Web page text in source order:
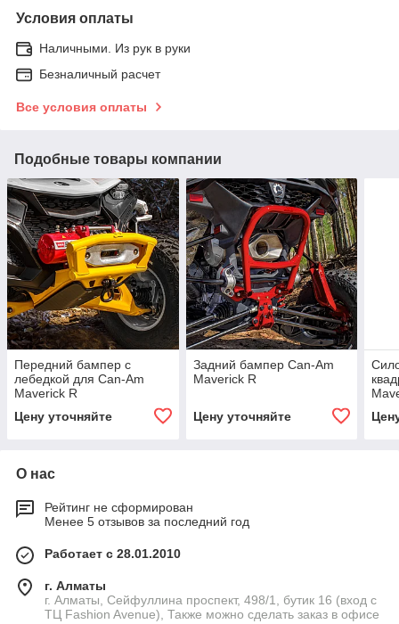
Условия оплаты
Наличными. Из рук в руки
Безналичный расчет
Все условия оплаты
Подобные товары компании
Передний бампер с
лебедкой для Can-Am
Maverick R
Цену уточняйте
Задний бампер Can-Am
Maverick R
Цену уточняйте
О нас
Рейтинг не сформирован
Менее 5 отзывов за последний год
Работает с 28.01.2010
г. Алматы
г. Алматы, Сейфуллина проспект, 498/1, бутик 16 (вход с
ТЦ Fashion Avenue), Также можно сделать заказ в офисе